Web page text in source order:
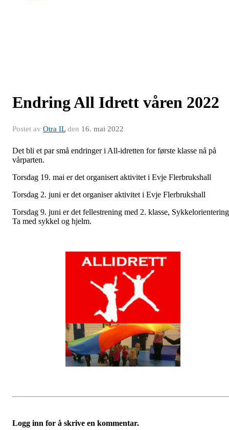
Endring All Idrett våren 2022
Postet av Otra ILden 16. mai 2022
Det bli et par små endringer i All-idretten for første klasse nå på
vårparten.
Torsdag 19. mai er det organisert aktivitet i Evje Flerbrukshall
Torsdag 2. juni er det organiser aktivitet i Evje Flerbrukshall
Torsdag 9. juni er det fellestrening med 2. klasse,
Ta med sykkel og hjelm.
Logg inn for å skrive en kommentar.